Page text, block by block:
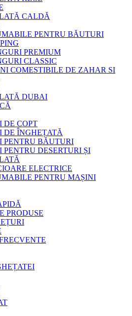
CALDĂ
PENTRU BĂUTURI
PREMIUM
CLASSIC
COMESTIBILE DE ZAHAR SI
DUBAI
DE COPT
DE ÎNGHEȚATĂ
PENTRU BĂUTURI
PENTRU DESERTURI ȘI
ELECTRICE
PENTRU MAȘINI
PRODUSE